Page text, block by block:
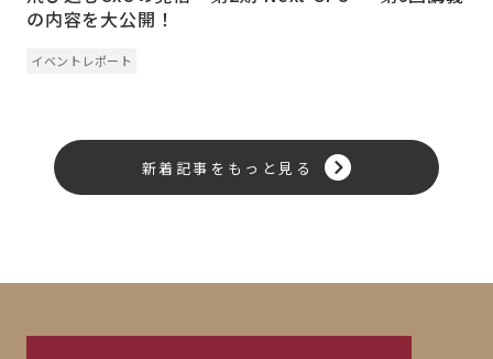
の内容を大公開！
イベントレポート
新着記事をもっと見る